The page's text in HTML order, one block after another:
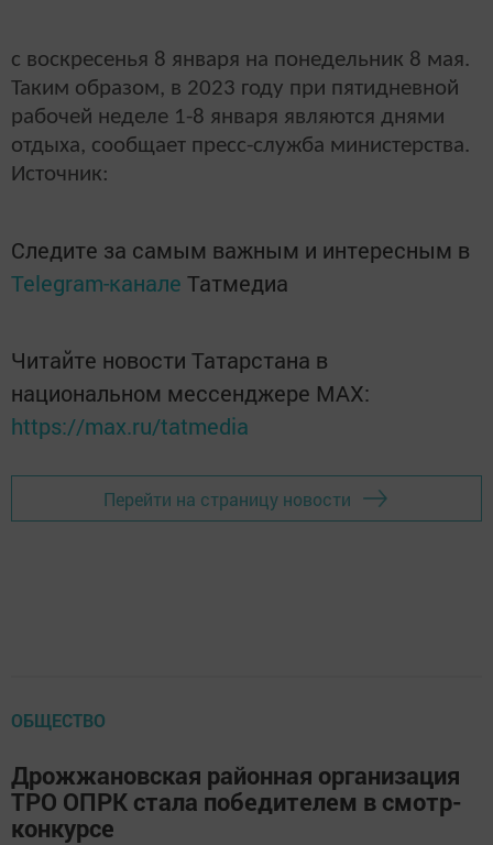
с воскресенья 8 января на понедельник 8 мая.
Таким образом, в 2023 году при пятидневной
рабочей неделе 1-8 января являются днями
отдыха, сообщает пресс-служба министерства.
Источник:
Следите за самым важным и интересным в
Telegram-канале Татмедиа
Читайте новости Татарстана в
национальном мессенджере MАХ:
https://max.ru/tatmedia
Перейти на страницу новости
ОБЩЕСТВО
Дрожжановская районная организация
ТРО ОПРК стала победителем в смотр-
конкурсе